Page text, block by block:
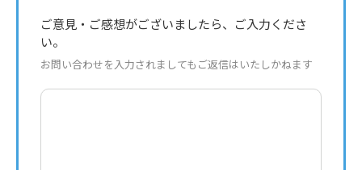
ご意見・ご感想がございましたら、ご入力くださ
い。
お問い合わせを入力されましてもご返信はいたしかねます